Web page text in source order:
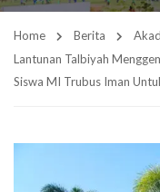
Home Berita
Lantunan Talbiyah
Siswa MI Trubus Iman